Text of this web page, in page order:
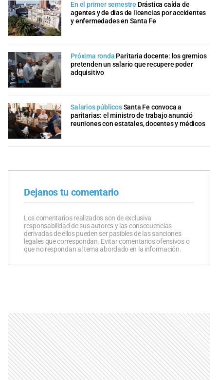
En el primer semestre Drástica caída de
agentes y de días de licencias por accidentes
y enfermedades en Santa Fe
Próxima ronda Paritaria docente: los gremios
pretenden un salario que recupere poder
adquisitivo
Salarios públicosSanta Fe convoca a
paritarias: el ministro de trabajo anunció
reuniones con estatales, docentes y médicos
Dejanos tu comentario
Los comentarios realizados son de exclusiva
responsabilidad de sus autores y las consecuencias
derivadas de ellos pueden ser pasibles de las sanciones
legales que correspondan. Evitar comentarios ofensivos o
que no respondan al tema abordado en la información.